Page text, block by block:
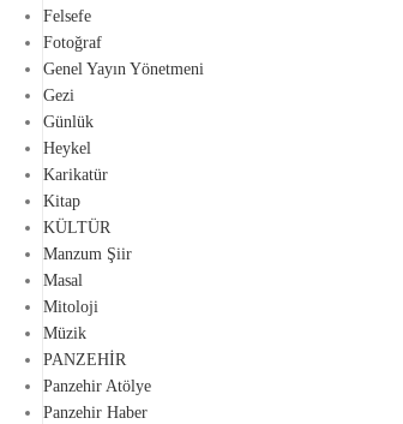
Felsefe
Fotoğraf
Genel Yayın Yönetmeni
Gezi
Günlük
Heykel
Karikatür
Kitap
KÜLTÜR
Manzum Şiir
Masal
Mitoloji
Müzik
PANZEHİR
Panzehir Atölye
Panzehir Haber